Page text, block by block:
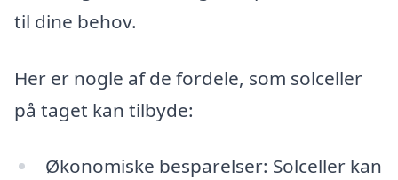
til dine behov.
Her er nogle af de fordele, som solceller
på taget kan tilbyde:
Økonomiske besparelser: Solceller kan